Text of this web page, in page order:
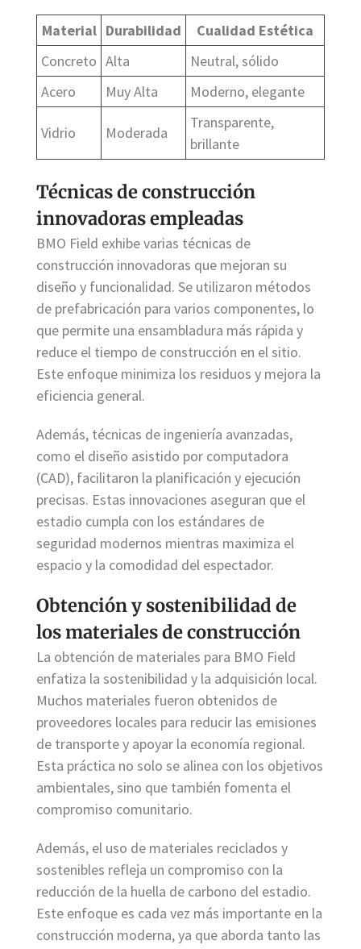
Material Durabilidad
Cualidad Estética
Concreto Alta
Neutral, sólido
Acero
Muy Alta Moderno, elegante
Vidrio Moderada
Transparente,
brillante
Técnicas de construcción
innovadoras empleadas
BMO Field exhibe varias técnicas de
construcción innovadoras que mejoran su
diseño y funcionalidad. Se utilizaron métodos
de prefabricación para varios componentes, lo
que permite una ensambladura más rápida y
reduce el tiempo de construcción en el sitio.
Este enfoque minimiza los residuos y mejora la
eficiencia general.
Además, técnicas de ingeniería avanzadas,
como el diseño asistido por computadora
(CAD), facilitaron la planificación y ejecución
precisas. Estas innovaciones aseguran que el
estadio cumpla con los estándares de
seguridad modernos mientras maximiza el
espacio y la comodidad del espectador.
Obtención y sostenibilidad de
los materiales de construcción
La obtención de materiales para BMO Field
enfatiza la sostenibilidad y la adquisición local.
Muchos materiales fueron obtenidos de
proveedores locales para reducir las emisiones
de transporte y apoyar la economía regional.
Esta práctica no solo se alinea con los objetivos
ambientales, sino que también fomenta el
compromiso comunitario.
Además, el uso de materiales reciclados y
sostenibles refleja un compromiso con la
reducción de la huella de carbono del estadio.
Este enfoque es cada vez más importante en la
construcción moderna, ya que aborda tanto las